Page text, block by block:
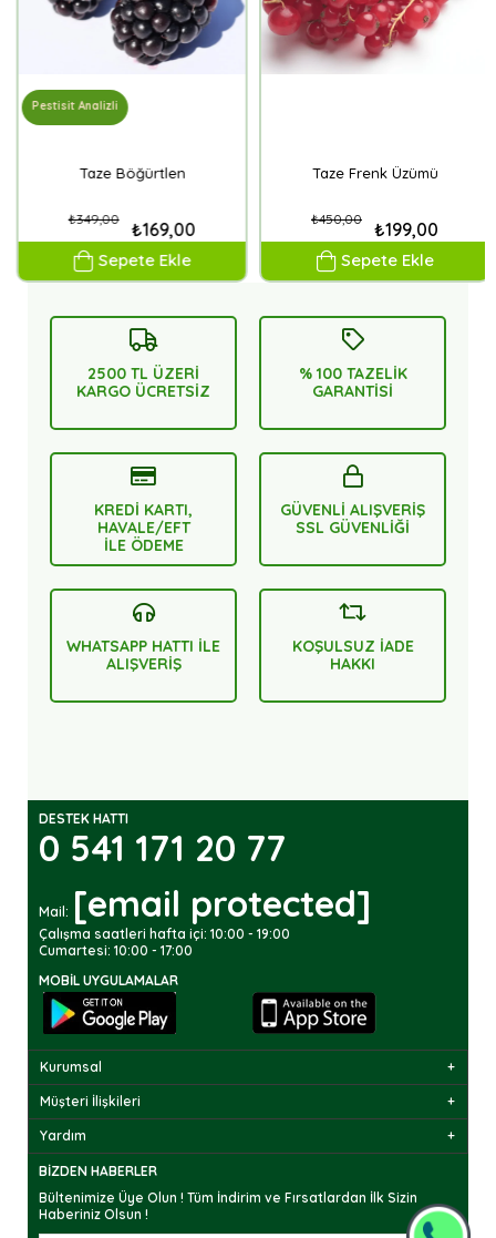
Taze Böğürtlen
₺169,00
₺349,00
Sepete Ekle
Pestisit Analizli
Taze Frenk Üzümü
₺199,00
₺450,00
Sepete Ekle
2500 TL ÜZERİ
KARGO ÜCRETSİZ
% 100 TAZELİK
GARANTİSİ
KREDİ KARTI,
HAVALE/EFT
İLE ÖDEME
GÜVENLİ ALIŞVERİŞ
SSL GÜVENLİĞİ
WHATSAPP HATTI İLE
ALIŞVERİŞ
KOŞULSUZ İADE
HAKKI
DESTEK HATTI
0 541 171 20 77
Mail: [email protected]
Çalışma saatleri hafta içi: 10:00 - 19:00
Cumartesi: 10:00 - 17:00
MOBIL UYGULAMALAR
Kurumsal
Müşteri İlişkileri
Yardım
BIZDEN HABERLER
Bültenimize Üye Olun ! Tüm İndirim ve Fırsatlardan İlk Sizin
Haberiniz Olsun !